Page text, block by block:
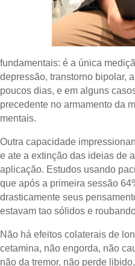
fundamentais: é a única
depressão, transtorno bipolar,
poucos dias, e em alguns
precedente no armamento da
mentais.
Outra capacidade
e ate a extinção das ideias de
aplicação. Estudos usando
que após a primeira sessão
drasticamente seus
estavam tao sólidos e
Não há efeitos colaterais de
cetamina, não engorda, não
não da tremor, não perde